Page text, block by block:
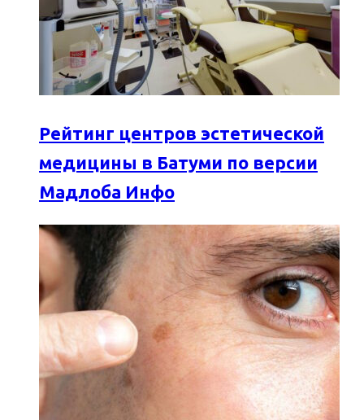
Рейтинг центров эстетической
медицины в Батуми по версии
Мадлоба Инфо